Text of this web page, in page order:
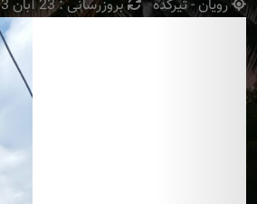
رویان - تیرکده بروزرسانی : 23 آبان 1403